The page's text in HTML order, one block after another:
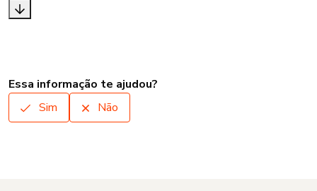
Essa informação te ajudou?
Sim
Não